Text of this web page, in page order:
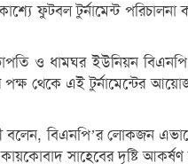
ফুটবল টুর্নামেন্ট
ও ধামঘর ইউনিয়ন
পক্ষ থেকে এই
বিএনপি’র লোকজন
সাহেবের দৃষ্টি আকর্ষণ